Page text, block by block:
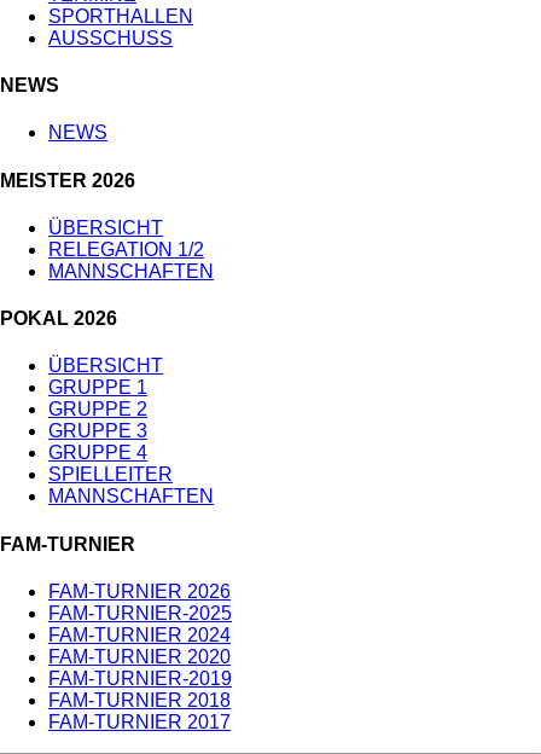
SPORTHALLEN
AUSSCHUSS
NEWS
NEWS
MEISTER 2026
ÜBERSICHT
RELEGATION 1/2
MANNSCHAFTEN
POKAL 2026
ÜBERSICHT
GRUPPE 1
GRUPPE 2
GRUPPE 3
GRUPPE 4
SPIELLEITER
MANNSCHAFTEN
FAM-TURNIER
FAM-TURNIER 2026
FAM-TURNIER-2025
FAM-TURNIER 2024
FAM-TURNIER 2020
FAM-TURNIER-2019
FAM-TURNIER 2018
FAM-TURNIER 2017